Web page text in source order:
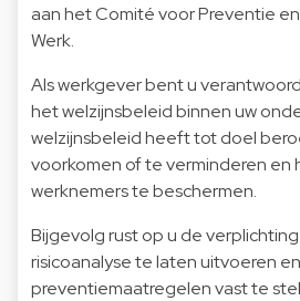
aan het Comité voor Preventie
Werk.
Als werkgever bent u
het welzijnsbeleid binnen uw
welzijnsbeleid heeft tot doel
voorkomen of te verminderen en
werknemers te beschermen.
Bijgevolg rust op u de
risicoanalyse te laten uitvoeren en
preventiemaatregelen vast te